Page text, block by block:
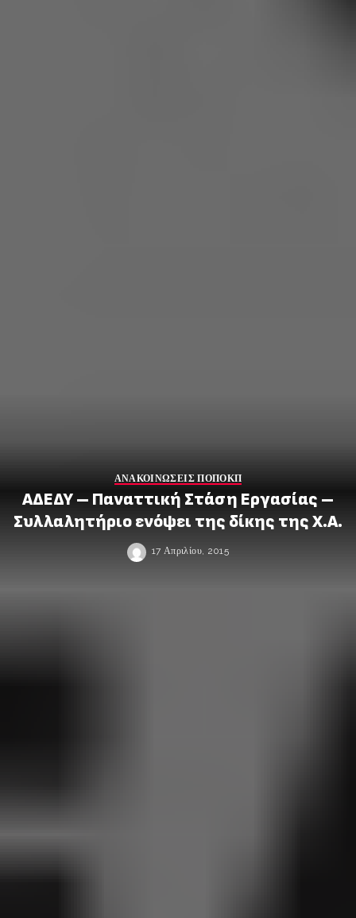
ΑΝΑΚΟΙΝΩΣΕΙΣ ΠΟΠΟΚΠ
ΑΔΕΔΥ – Παναττική Στάση Εργασίας –
Συλλαλητήριο ενόψει της δίκης της Χ.Α.
17 Απριλίου, 2015